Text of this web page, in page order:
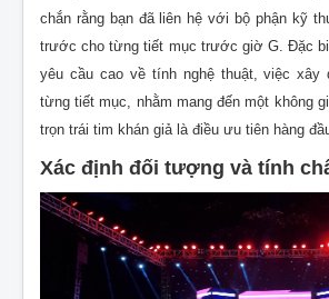
chắn rằng bạn đã liên hệ với bộ phận kỹ
trước cho từng tiết mục trước giờ G. Đặc
yêu cầu cao về tính nghệ thuật, việc xây
từng tiết mục, nhằm mang đến một không
trọn trái tim khán giả là điều ưu tiên hàng
Xác định đối tượng và tính